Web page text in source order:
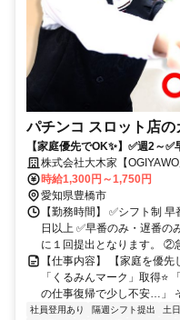
パチンコ スロット店
【家庭優先でOK✨】✅週2～
験OK⭐くるみんマーク取得企業
株式会社大木家【OGIYAWO
時給1,300円～1,750円
愛知県豊橋市
【勤務時間】 ✅シフト制
日以上 ✅早番のみ・遅番
に１回提出となります。 ②
【仕事内容】 【家庭を優
「くるみんマーク」取得⭐
の仕事復帰で少し不安…」
社員登用あり 隔週シフト提出 土